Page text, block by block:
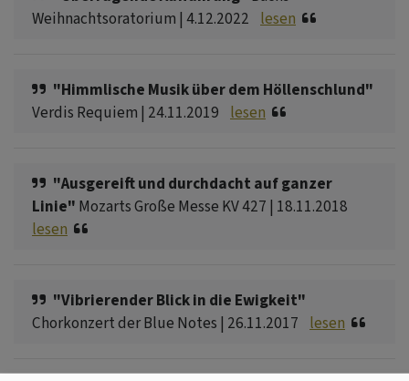
Weihnachtsoratorium | 4.12.2022 lesen
"Himmlische Musik über dem Höllenschlund"
Verdis Requiem | 24.11.2019 lesen
"Ausgereift und durchdacht auf ganzer
Linie" Mozarts Große Messe KV 427 | 18.11.2018
lesen
"Vibrierender Blick in die Ewigkeit"
Chorkonzert der Blue Notes | 26.11.2017 lesen